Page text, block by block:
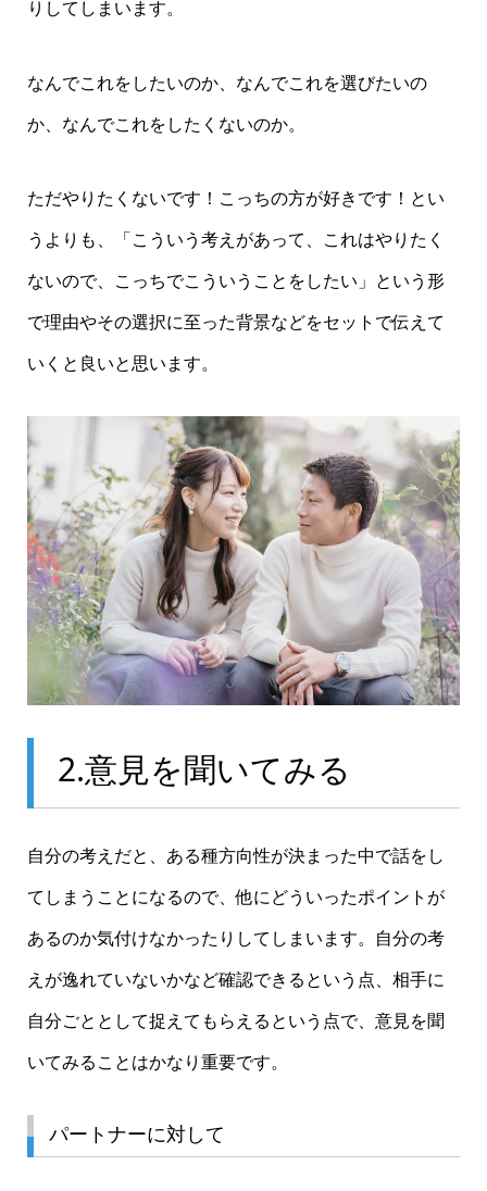
りしてしまいます。
なんでこれをしたいのか、なんでこれを選びたいの
か、なんでこれをしたくないのか。
ただやりたくないです！こっちの方が好きです！とい
うよりも、「こういう考えがあって、これはやりたく
ないので、こっちでこういうことをしたい」という形
で理由やその選択に至った背景などをセットで伝えて
いくと良いと思います。
2.意見を聞いてみる
自分の考えだと、ある種方向性が決まった中で話をし
てしまうことになるので、他にどういったポイントが
あるのか気付けなかったりしてしまいます。自分の考
えが逸れていないかなど確認できるという点、相手に
自分ごととして捉えてもらえるという点で、意見を聞
いてみることはかなり重要です。
パートナーに対して